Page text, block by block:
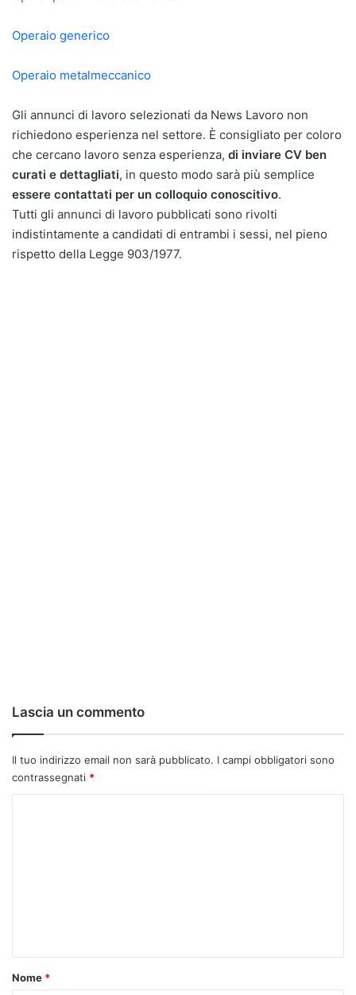
Operaio generico
Operaio metalmeccanico
Gli annunci di lavoro selezionati da News Lavoro non
richiedono esperienza nel settore. È consigliato per coloro
che cercano lavoro senza esperienza, di inviare CV ben
curati e dettagliati, in questo modo sarà più semplice
essere contattati per un colloquio conoscitivo.
Tutti gli annunci di lavoro pubblicati sono rivolti
indistintamente a candidati di entrambi i sessi, nel pieno
rispetto della Legge 903/1977.
Lascia un commento
Il tuo indirizzo email non sarà pubblicato. I campi obbligatori sono
contrassegnati *
o
Nome *